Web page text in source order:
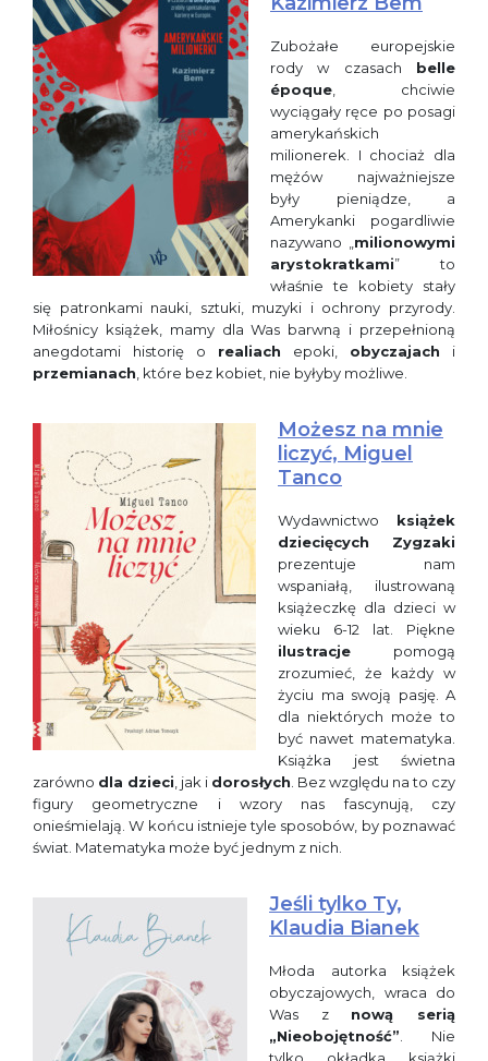
Zubożałe europejskie
rody w czasach belle
époque , chciwie
wyciągały ręce po posagi
amerykańskich
milionerek. I chociaż dla
mężów najważniejsze
były pieniądze, a
Amerykanki pogardliwie
nazywano „ milionowymi
arystokratkami” to
właśnie te kobiety stały
się patronkami nauki, sztuki, muzyki i ochrony przyrody.
Miłośnicy książek, mamy dla Was barwną i przepełnioną
anegdotami historię o realiach epoki, obyczajach i
przemianach , które bez kobiet, nie byłyby możliwe.
Możesz na mnie
liczyć, Miguel
Tanco
Wydawnictwo książek
dziecięcych Zygzaki
prezentuje nam
wspaniałą, ilustrowaną
książeczkę dla dzieci w
wieku 6-12 lat. Piękne
ilustracje pomogą
zrozumieć, że każdy w
życiu ma swoją pasję. A
dla niektórych może to
być nawet matematyka.
Książka jest świetna
zarówno dla dzieci , jak i dorosłych . Bez względu na to czy
figury geometryczne i wzory nas fascynują, czy
onieśmielają. W końcu istnieje tyle sposobów, by poznawać
świat. Matematyka może być jednym z nich.
Jeśli tylko Ty,
Klaudia Bianek
Młoda autorka książek
obyczajowych, wraca do
Was z nową serią
„Nieobojętność” . Nie